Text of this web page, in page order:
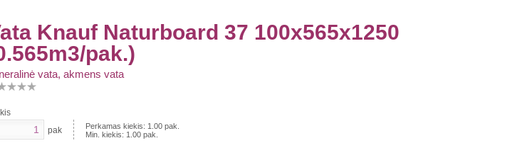
Knauf Naturboard 37 100x565x1250
pak.)
vata, akmens vata
pak
Perkamas kiekis: 1.00 pak.
Min. kiekis: 1.00 pak.